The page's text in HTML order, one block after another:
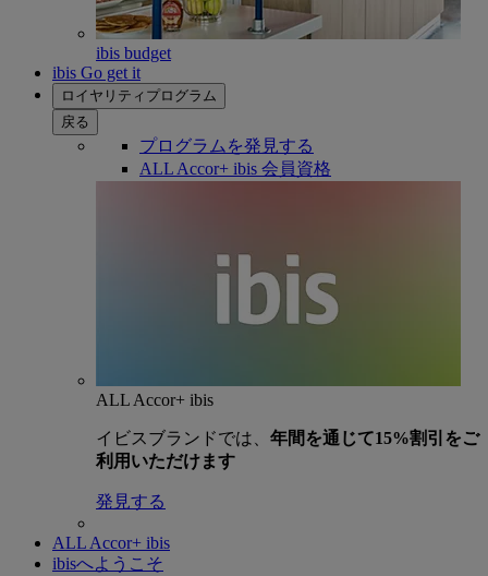
ibis budget
ibis Go get it
ロイヤリティプログラム
戻る
プログラムを発見する
ALL Accor+ ibis 会員資格
ALL Accor+ ibis
イビスブランドでは、 年間を通じて15%割引をご
利用いただけます
発見する
ALL Accor+ ibis
ibisへようこそ